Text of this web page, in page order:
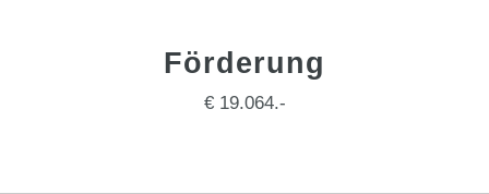
Förderung
€ 19.064.-